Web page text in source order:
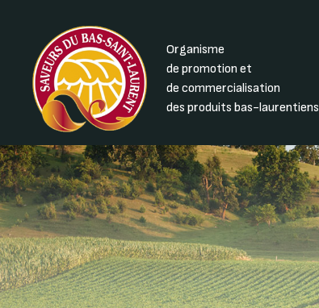
Organisme
de promotion et
de commercialisation
des produits bas-laurentiens